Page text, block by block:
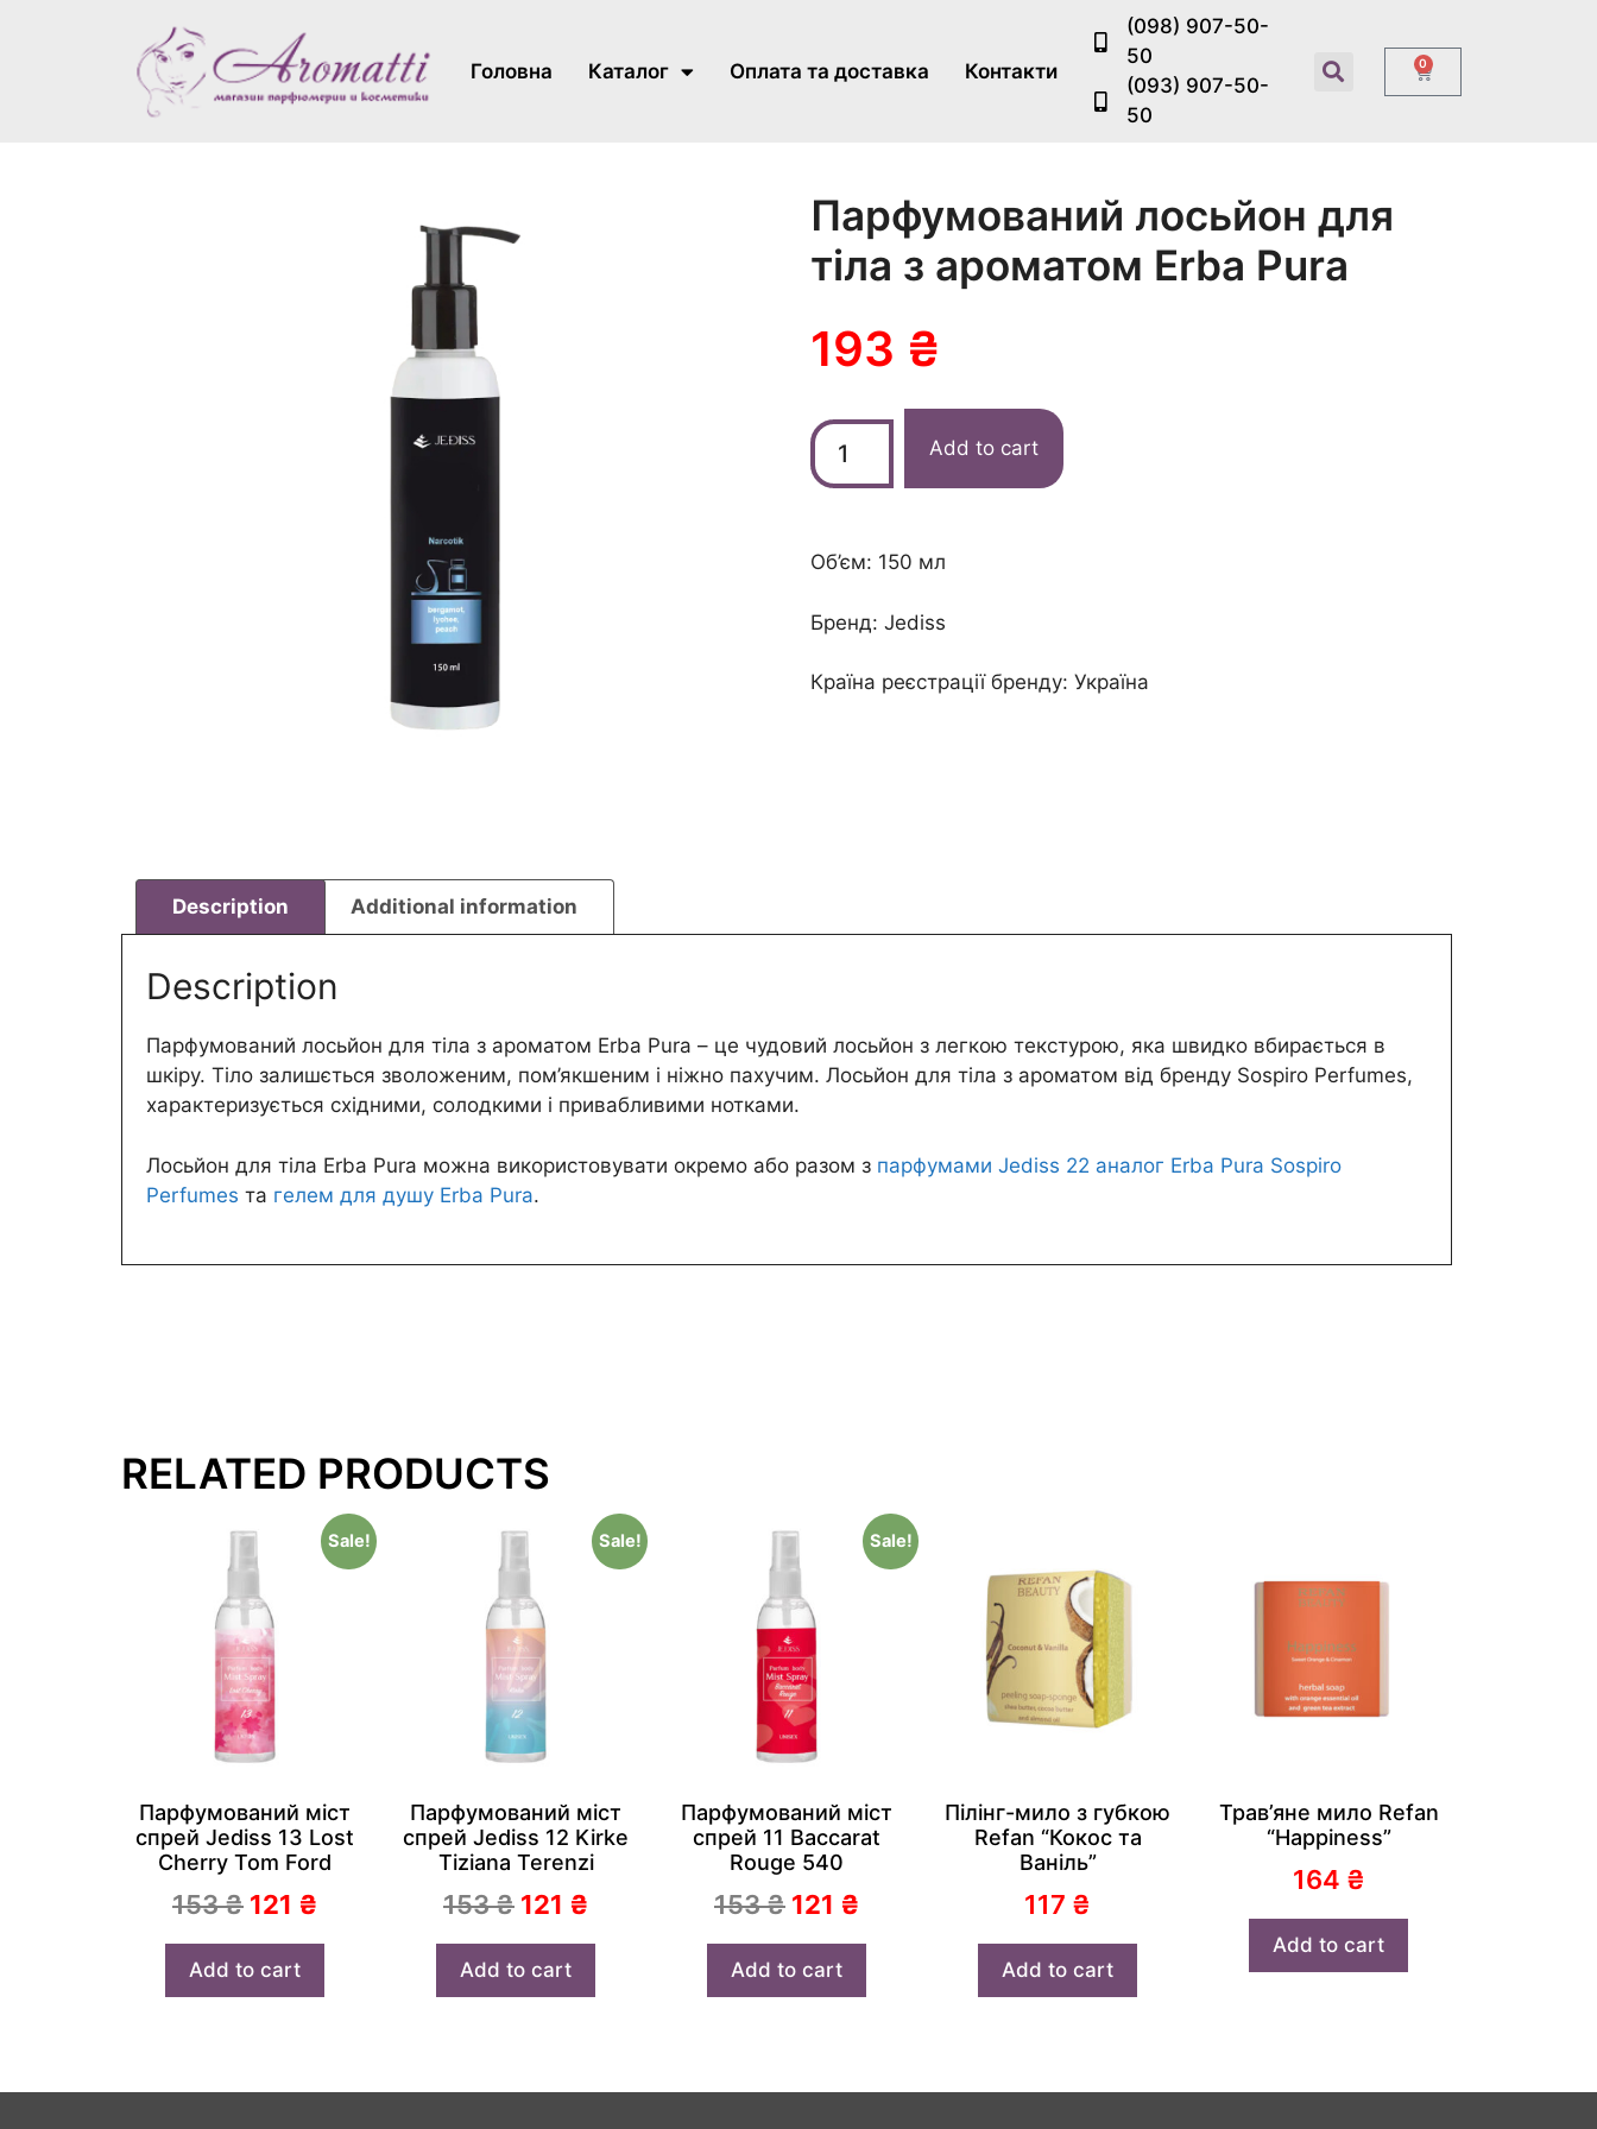
Головна Каталог Оплата та доставка Контакти
(098) 907-50-
50
(093) 907-50-
50
0
Парфумований лосьйон для
тіла з ароматом Erba Pura
193 ₴
Add to cart
Об’єм: 150 мл
Бренд: Jediss
Країна реєстрації бренду: Україна
Description Additional information
Description
Парфумований лосьйон для тіла з ароматом Erba Pura – це чудовий лосьйон з легкою текстурою, яка швидко вбирається в
шкіру. Тіло залишється зволоженим, пом’якшеним і ніжно пахучим. Лосьйон для тіла з ароматом від бренду Sospiro Perfumes,
характеризується східними, солодкими і привабливими нотками.
Лосьйон для тіла Erba Pura можна використовувати окремо або разом з парфумами Jediss 22 аналог Erba Pura Sospiro
Perfumes та гелем для душу Erba Pura.
RELATED PRODUCTS
Sale!
Парфумований міст
спрей Jediss 13 Lost
Cherry Tom Ford
153₴ 121 ₴
Add to cart
Sale!
Парфумований міст
спрей Jediss 12 Kirke
Tiziana Terenzi
153₴ 121 ₴
Add to cart
Sale!
Парфумований міст
спрей 11 Baccarat
Rouge 540
153₴ 121 ₴
Add to cart
Пілінг-мило з губкою
Refan “Кокос та
Ваніль”
117 ₴
Add to cart
Трав’яне мило Refan
“Happiness”
164 ₴
Add to cart